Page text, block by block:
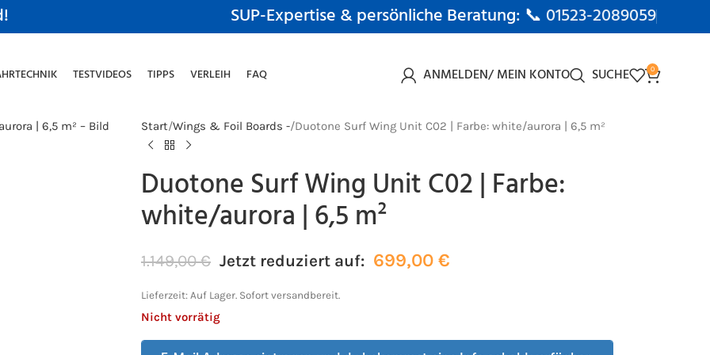
SUP-Expertise & persönliche Beratung: 📞 01523-2089059
TESTVIDEOS TIPPS VERLEIH FAQ ANMELDEN/ MEIN KONTO SUCHE 0
Start Wings & Foil Boards - Duotone Surf Wing Unit C02 | Farbe: white/aurora | 6,5 m²
Duotone Surf Wing Unit C02 | Farbe:
white/aurora | 6,5 m²
1.149,00€ Jetzt reduziert auf: 699,00 €
Lieferzeit: Auf Lager. Sofort versandbereit.
Nicht vorrätig